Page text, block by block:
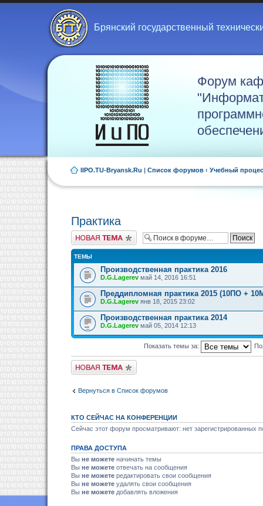
Брянский государственный
Форум
IIPO.TU-Bryansk.Ru | Список форумов ‹ Учебный
Практика
Новая тема
ТЕМЫ
Производственная практика 2016
D.G.Lagerev май 14, 2016 16:51
Преддипломная практика 2015 (10ПО +
D.G.Lagerev янв 18, 2015 23:02
Производственная практика 2014
D.G.Lagerev май 05, 2014 12:13
Показать темы за:
Новая тема
Вернуться в Список форумов
КТО СЕЙЧАС НА КОНФЕРЕНЦИИ
Сейчас этот форум просматривают: нет зарегистрированных
ПРАВА ДОСТУПА
Вы не можете начинать темы
Вы не можете отвечать на сообщения
Вы не можете редактировать свои сообщения
Вы не можете удалять свои сообщения
Вы не можете добавлять вложения